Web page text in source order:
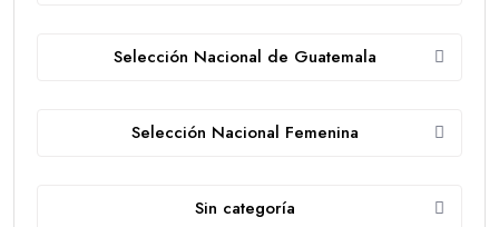
Selección Nacional de Guatemala
Selección Nacional Femenina
Sin categoría